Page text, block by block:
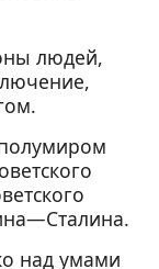
людей,
над умами